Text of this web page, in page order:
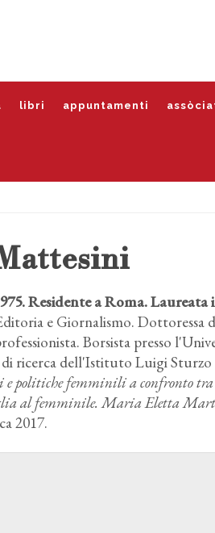
libri appuntamenti
Residente a Roma. Laureata
e Giornalismo. Dottoressa
Borsista presso
ricerca dell'Istituto Luigi
e politiche femminili a confronto tra
al femminile. Maria Eletta
2017.